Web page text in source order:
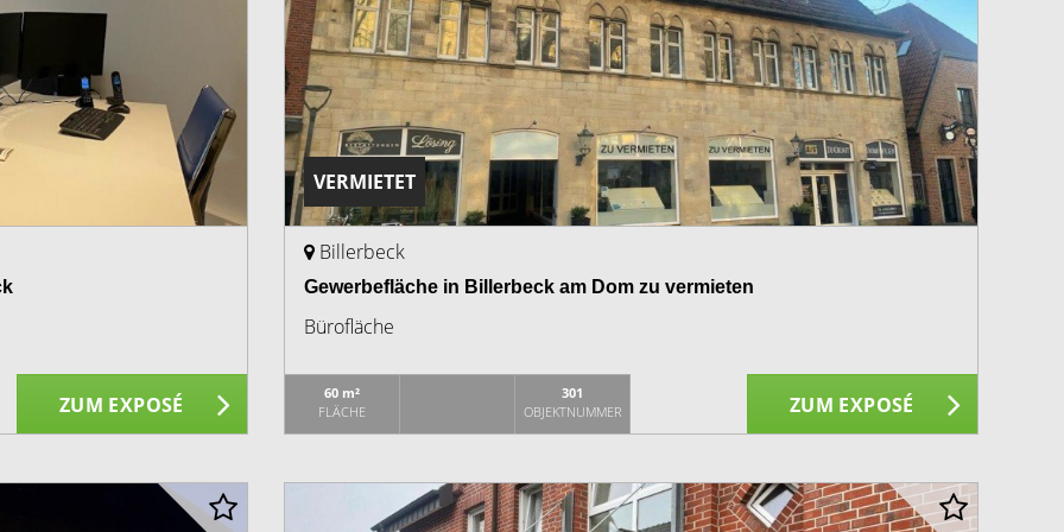
ZUM EXPOSÉ
VERMIETET
Billerbeck
Gewerbefläche in Billerbeck am Dom zu vermieten
Bürofläche
60 m²
FLÄCHE
301
OBJEKTNUMMER
ZUM EXPOSÉ